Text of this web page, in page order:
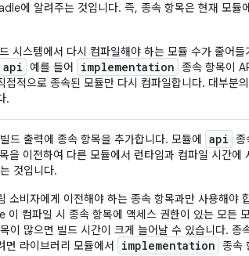
에 알려주는 것입니다. 즉, 종속 항목은 현재 모듈
시스템에서 다시 컴파일해야 하는 모듈 수가 줄어들
api 예를 들어 implementation 종속 항목이
적으로 종속된 모듈만 다시 컴파일합니다. 대부분
.
드 출력에 종속 항목을 추가합니다. 모듈에 api 종
을 이전하여 다른 모듈에서 런타임과 컴파일 시간에
것입니다.
소비자에게 이전해야 하는 종속 항목과만 사용해야
이 컴파일 시 종속 항목에 액세스 권한이 있는 모든
이 많으면 빌드 시간이 크게 늘어날 수 있습니다. 종
면 라이브러리 모듈에서
implementation 종속